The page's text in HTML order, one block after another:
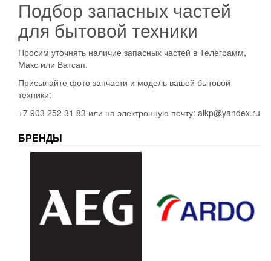
Подбор запасных частей
для бытовой техники
Просим уточнять наличие запасных частей в Телеграмм,
Макс или Ватсап.
Присылайте фото запчасти и модель вашей бытовой
техники:
+7 903 252 31 83 или на электронную почту: alkp@yandex.ru
БРЕНДЫ